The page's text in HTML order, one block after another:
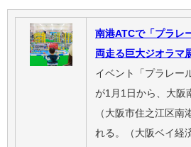
南港ATCで「プラ
両走る巨大ジオラマ
イベント「プラレー
が1月1日から、大阪
（大阪市住之江区南
れる。（大阪ベイ